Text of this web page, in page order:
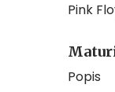
Pink
Popis